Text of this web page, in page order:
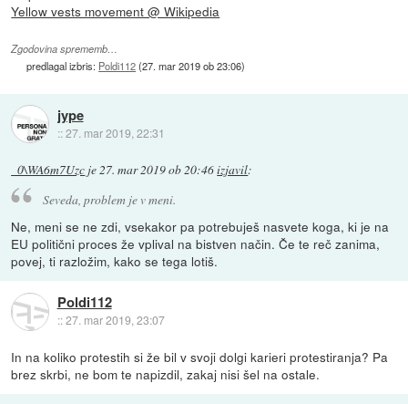
Yellow vests movement @ Wikipedia
Zgodovina sprememb…
predlagal izbris: Poldi112(27. mar 2019 ob 23:06)
jype
::27. mar 2019, 22:31
_0\WA6m7Uzc je 27. mar 2019 ob 20:46izjavil:
Seveda, problem je v meni.
Ne, meni se ne zdi, vsekakor pa potrebuješ nasvete koga, ki je na
EU politični proces že vplival na bistven način. Če te reč zanima,
povej, ti razložim, kako se tega lotiš.
Poldi112
::27. mar 2019, 23:07
In na koliko protestih si že bil v svoji dolgi karieri protestiranja? Pa
brez skrbi, ne bom te napizdil, zakaj nisi šel na ostale.